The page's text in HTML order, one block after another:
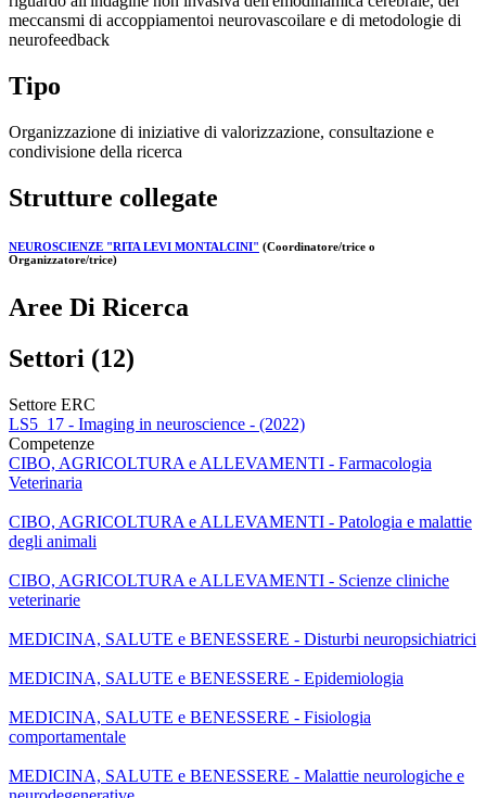
meccansmi di accoppiamentoi neurovascoilare e di metodologie di
neurofeedback
Tipo
Organizzazione di iniziative di valorizzazione, consultazione e
condivisione della ricerca
Strutture collegate
NEUROSCIENZE "RITA LEVI MONTALCINI" (Coordinatore/trice o
Organizzatore/trice)
Aree Di Ricerca
Settori (12)
Settore ERC
LS5_17 - Imaging in neuroscience - (2022)
Competenze
CIBO, AGRICOLTURA e ALLEVAMENTI - Farmacologia
Veterinaria
CIBO, AGRICOLTURA e ALLEVAMENTI - Patologia e malattie
degli animali
CIBO, AGRICOLTURA e ALLEVAMENTI - Scienze cliniche
veterinarie
MEDICINA, SALUTE e BENESSERE - Disturbi neuropsichiatrici
MEDICINA, SALUTE e BENESSERE - Epidemiologia
MEDICINA, SALUTE e BENESSERE - Fisiologia
comportamentale
MEDICINA, SALUTE e BENESSERE - Malattie neurologiche e